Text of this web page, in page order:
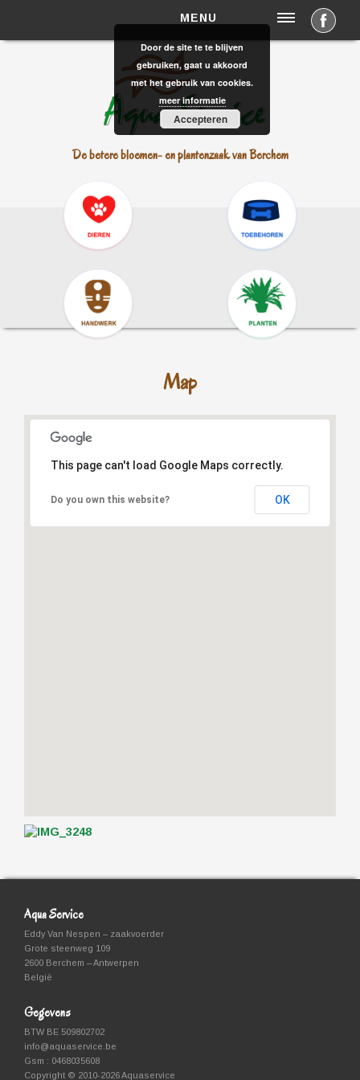
MENU
HOME
Nieuws
OPENINGSUREN
AANBOD
Contactformulier
Map
Disclaimer
De betere bloemen- en plantenzaak van Berchem
Map
This page can't load Google Maps correctly.
Do you own this website? OK
Aqua Service
Eddy Van Nespen – zaakvoerder
Grote steenweg 109
2600 Berchem – Antwerpen
België
Gegevens
BTW BE 509802702
info@aquaservice.be
Gsm : 0468035608
Copyright © 2010-2026 Aquaservice
Door de site te te blijven
gebruiken, gaat u akkoord
met het gebruik van cookies.
meer informatie
Accepteren